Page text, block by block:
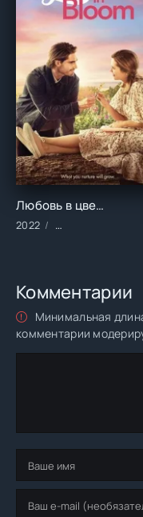
Любовь в цветах (2022)
2022 Фильмы/2022
Комментарии
Минимальная
комментарии